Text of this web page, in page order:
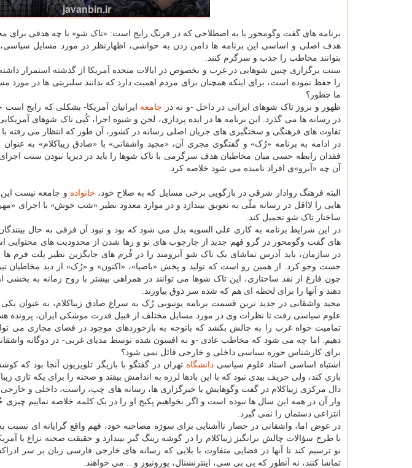
برنامه های گفت وگومحور یا به اصطلاحی که در فرنگ رایج است: «تاک شو» با چه هدفی برای
هدف اصلی و اساسی این برنامه ها دامن زدن به حواشی، اظهارنظر در مورد مسایل
بتوانند مخاطب را جذب و سرگرم کنند.
سنت برگزاری چنین شوهایی در غرب و بخصوص در ایالات متحده آمریکا از گذشته استمرار
را حفظ نموده است، برای اینکه همچنان برای مردم اهمیت دارد که بدانند سلبریتی ها در
ما چطور؟
ظهور و بروز تاک شوهای ایرانی در داخل -و نه در جامعه ایرانیان آمریکا- بشکلی که رایج
در رسانه ها می گذرد. این برنامه ها در ایده پردازی، لحن و شیوه اجرا، کُپی تاک شوهای
تفاوت های فرهنگی و سختگیری های جریان اصلی رسانه در کشور، آن طور که انتظار می رفته با
در ادامه به برنامه «رُک» و گفتگوی مجری آن، «مجید واشقانی» با «صادق زیباکلام» به
فقدان رابطه حسی میان مخاطبان هدف سرگرمی با تاک شوها را باید در دیرپا نبودن سنت
آن چه «آبرو»ی افراد نامیده می شود خلاصه کرد.
البته فرهنگ روادار شرقی در بازگویی برخی مسایل که به صلاح خود، خانواده و جامعه نیست
هایی را لااقل در رسانه ملّی به تعویق بیندازد و در موارد معدود نظیر «شب خوش» با اجرای
ساختار تاک شو تحمیل کند.
در این شرایط برنامه به کاری علی السویه بدل می شود که بود و نبود آن فرقی به حال بینندگان
های گفت وگومحور در گرو فهم جدید از چارچوب های نو و رها شدن از محدودیت های محتوایی
در سازمان، باید آدرس تماشای یک تاک شو آبرومند را در فُرم های جایگزین نظیر پلت فرم ها و
جست وجو کرد. از همین رو است که تولید و پخش «باضیا»، «اکنون» و «رُک» از دید مخاطبان
چون فارغ از نقد ساختاری، این تاک شوها می توانند در همراهی بیشتر با روح زمانه به
دهند و آنها را برای لحظه ای هم که شده سر ذوق بیاورند.
مجید واشقانی در جدید ترین قسمت برنامه یوتیوبی رُک به سراغ صادق زیباکلام، به عنوان
علوم سیاسی رفت تا نظرات وی در مورد مسایل مختلف از قبیل قدرت موشکی ایران، پرونده
تمامیت خواه غرب را به چالش بکشد که باتوجه به بازخوردهای موجود در فضای مجازی می
دهیم. اما چه می شود که مخاطب عادی -و نه افسون شده توسط مدیای غربی- در دوگانه واشقانی-
برای کارشناس حوزه سیاسی داخلی و خارجی قائل نمی شود؟
اشتباه اساسی استاد علوم سیاسیدانشگاه تهران در گفتگو با بازیگر تلویزیون آنجا بود
بازی کند، ولی حریف بیدی نبود که با این بادها لرزه به اندامش بیفتد و صحنه را برای یکه تازی
دال مرکزی زیباکلام در گفت وگوهایش با خبرگزاری ها، رسانه های چپ، راست، داخلی و
وار آن در همه این سال ها نبوده است و اگر بخواهیم پکیج او را در یک کلمه خلاصه نماییم چیزی
انتزاعی دستمان را نمی گیرد.
در عوض اما، واشقانی در حصار ناآشنایی برای سوژه مصاحبه خود، فهم واقع گرایانه ای
با طرح سؤالات چالش برانگیز زیباکلام را در گوشه رینگ گیر بیندازد و حقیقت صحنه نزاع با
نو ترسیم کند تا آنها در فضایی متفاوت با بلایی که رسانه های خارجی فارسی زبان بر سر
تماشا کنند، نه آنطور که بی بی سی، اینترنشنال، یورونیوز و... می خواهند.